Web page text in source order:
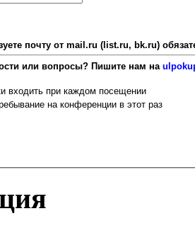
почту от mail.ru (list.ru, bk.ru)
или вопросы? Пишите нам на
входить при каждом посещении
на конференции в этот раз